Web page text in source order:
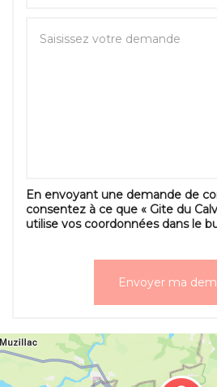
En envoyant une demande de
consentez à ce que « Gite du
utilise vos coordonnées dans le